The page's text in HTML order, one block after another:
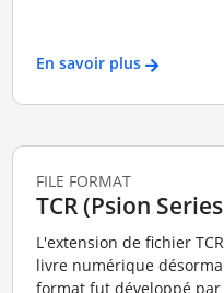
En savoir plus
FILE FORMAT
TCR (Psion
L'extension de fichier
livre numérique
format fut développé par